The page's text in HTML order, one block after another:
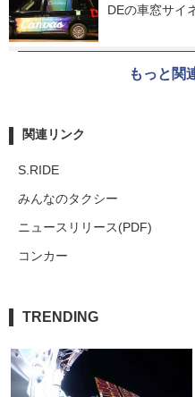
DEの車窓サイ
もっと関
関連リンク
S.RIDE
みんなのタクシー
ニュースリリース(PDF)
コンカー
TRENDING